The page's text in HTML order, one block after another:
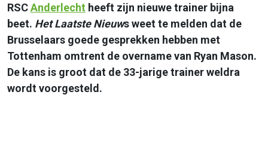
RSCAnderlecht heeft zijn nieuwe trainer bijna
beet. Het Laatste Nieuws weet te melden dat de
Brusselaars goede gesprekken hebben met
Tottenham omtrent de overname van Ryan Mason.
De kans is groot dat de 33-jarige trainer weldra
wordt voorgesteld.